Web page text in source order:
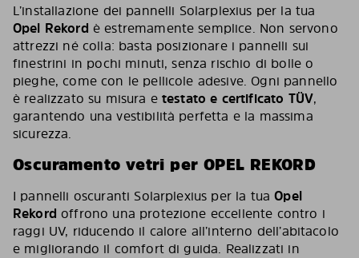
L’installazione dei pannelli Solarplexius per la tua
Opel Rekord è estremamente semplice. Non servono
attrezzi né colla: basta posizionare i pannelli sui
finestrini in pochi minuti, senza rischio di bolle o
pieghe, come con le pellicole adesive. Ogni pannello
è realizzato su misura etestato e certificato TÜV,
garantendo una vestibilità perfetta e la massima
sicurezza.
Oscuramento vetri per OPEL REKORD
I pannelli oscuranti Solarplexius per la tuaOpel
Rekord offrono una protezione eccellente contro i
raggi UV, riducendo il calore all’interno dell’abitacolo
e migliorando il comfort di guida. Realizzati in